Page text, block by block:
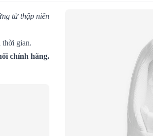
từ thập niên
thời gian.
chính hãng.